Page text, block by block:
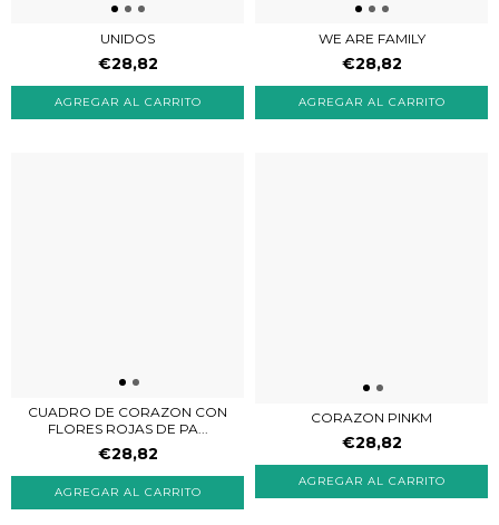
UNIDOS
€28,82
WE ARE FAMILY
€28,82
CUADRO DE CORAZON CON
FLORES ROJAS DE PA...
€28,82
AGREGAR AL CARRITO
CORAZON PINKM
€28,82
AGREGAR AL CARRITO